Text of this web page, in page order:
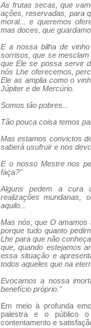
As frutas secas, que
ações, reservadas, para
moral... e queremos
mas doces, que
E a nossa bilha de
sorrisos, que se
que Ele se possa servir
nós Lhe oferecemos,
Ele as amplia como o
Júpiter e de Mercúrio.
Somos tão pobres...
Tão pouca coisa temos
Mas estamos convictos
saberá usufruir e nos
E o nosso Mestre nos
faça?"
Alguns pedem a cura
realizações mundanas,
aquilo...
Mas nós, que O amamos
porque tudo quanto
Lhe para que não
que, quando estejamos
essa situação e
todos aqueles que na
Evocamos a nossa
benefício próprio."
Em meio à profunda
palestra e o público o
contentamento e